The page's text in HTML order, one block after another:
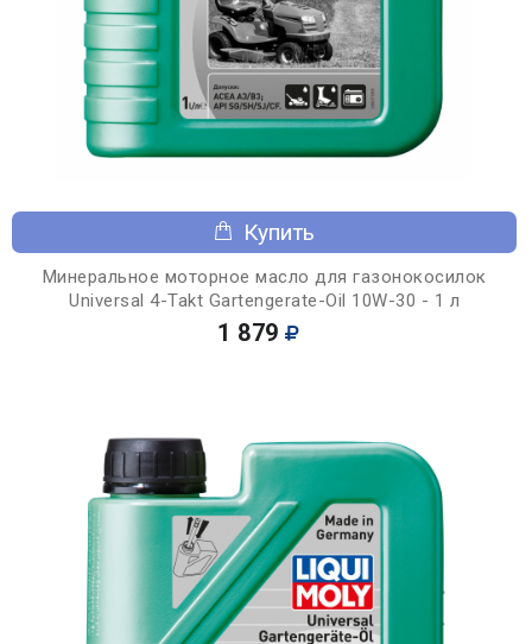
Купить
Минеральное моторное масло для газонокосилок
Universal 4-Takt Gartengerate-Oil 10W-30 - 1 л
1 879